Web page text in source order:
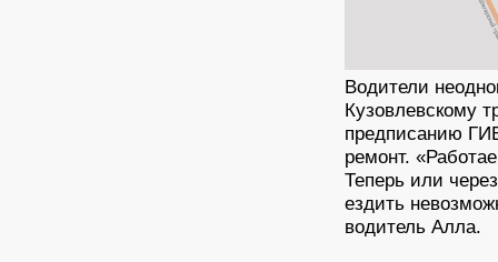
Водители
Кузовлевскому
предписанию
ремонт.
Теперь или
ездить
водитель Алла.